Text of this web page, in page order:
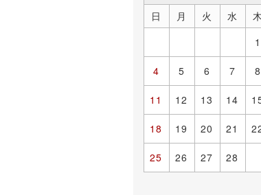
日
月 火 水 木
1
4 5 6 7 8
11 12 13 14
18 19 20 21
25 26 27 28